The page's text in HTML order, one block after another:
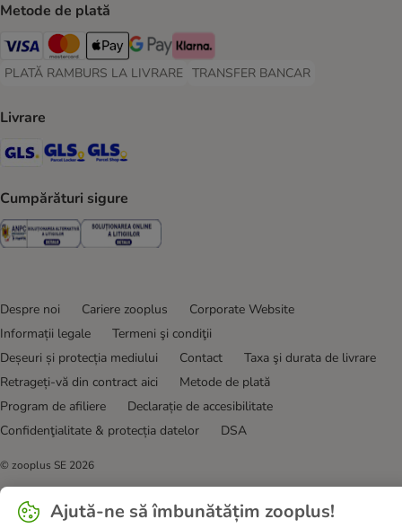
Metode de plată
Visa Payment Method
Master Card Payment Method
Apple Pay Payment Method
Google Pay Payment Method
Klarna Payment Method
PLATĂ RAMBURS LA LIVRARE
PLATĂ RAMBURS LA LIVRARE Payment Method
TRANSFER BANCAR
TRANSFER BANCAR Payment
Livrare
GLS Shipping Method
GLS Locker Shipping Method
Cumpărături sigure
Security Security
Despre noi Cariere zooplus
Corporate Website
Informații legale
Termeni şi condiţii
Deșeuri și protecția mediului
Contact
Taxa şi durata de livrare
Retrageți-vă din contract aici
Metode de plată
Program de afiliere
Declarație de accesibilitate
Confidenţialitate & protecția datelor
DSA
© zooplus SE 2026
Ajută-ne să îmbunătățim zooplus!